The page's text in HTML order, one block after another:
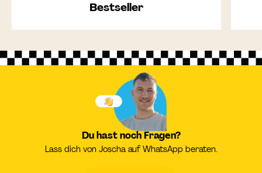
Bestseller
Du hast noch Fragen?
Lass dich von Joscha auf WhatsApp beraten.